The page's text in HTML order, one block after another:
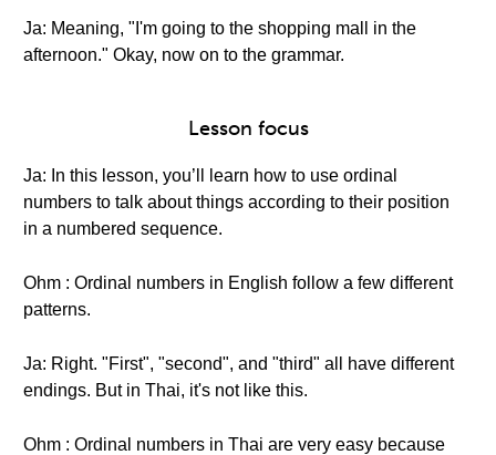
Ja: Meaning, "I'm going to the shopping mall in the
afternoon." Okay, now on to the grammar.
Lesson focus
Ja: In this lesson, you’ll learn how to use ordinal
numbers to talk about things according to their position
in a numbered sequence.
Ohm : Ordinal numbers in English follow a few different
patterns.
Ja: Right. "First", "second", and "third" all have different
endings. But in Thai, it's not like this.
Ohm : Ordinal numbers in Thai are very easy because